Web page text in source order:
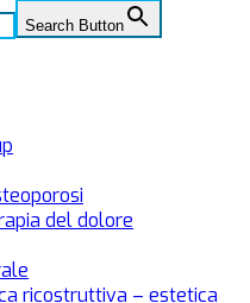
Search Button
del dolore
ricostruttiva – estetica